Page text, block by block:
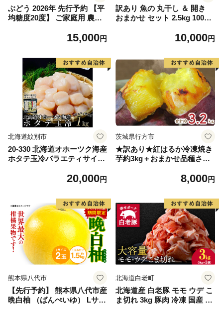
ぶどう 2026年 先行予約 【平
均糖度20度】 ご家庭用 農家
ット 2～3房 合計約1.2kg ブ
15,000円
訳あり 魚の 丸干し ＆ 開き
おまかせ セット 2.5kg 10000
の ひらき 詰め合わせ 冷凍 丸
鰯 いわし イワシ 切り身 おつ
まみ おかず 惣菜 人気 珍味
グルメ 規格外 国産 新鮮 魚介
天然 乾き物 乾物 酒のあて 旬
季節 お中元 お歳暮 母の日 父
の日 武久海産 愛南町 愛媛県
10,000円
北海道紋別市
20-330 北海道オホーツク海産
ホタテ玉冷バラエティサイズ
20,000円
茨城県行方市
★訳あり★紅はるか冷凍焼き
芋約3kg＋おまかせ品種さつ
まいも サツマイモ さつま芋
茨城県 行方市(EY-25)
8,000円
熊本県八代市
【先行予約】 熊本県八代市産
晩白柚 （ばんぺいゆ） Lサイ
北海道白老町
北海道産 白老豚 モモ ウデ こ
ま切れ 3kg 豚肉 冷凍 国産 ス